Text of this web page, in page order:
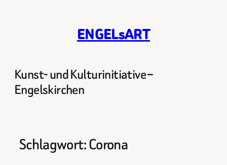
ENGELsART
Kunst- und Kulturinitiative –
Engelskirchen
Schlagwort:Corona